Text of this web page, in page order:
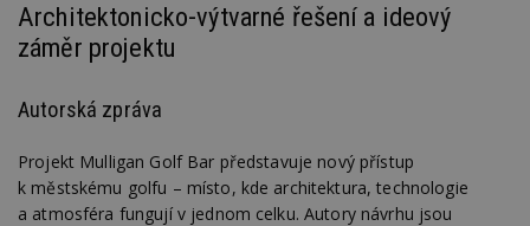
Architektonicko-výtvarné řešení a ideový
záměr projektu
Autorská zpráva
Projekt Mulligan Golf Bar představuje nový přístup
k městskému golfu – místo, kde architektura, technologie
a atmosféra fungují v jednom celku. Autory návrhu jsou